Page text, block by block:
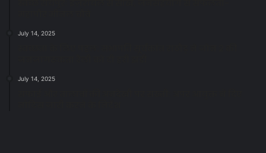
July 14, 2025
July 14, 2025